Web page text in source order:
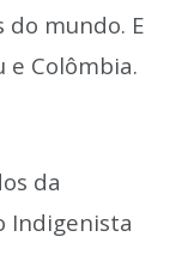
do mundo. E
Colômbia.
da
Indigenista